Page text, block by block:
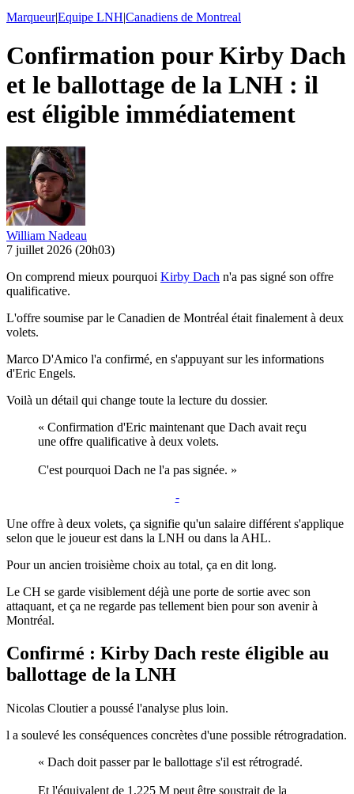
Marqueur|Equipe LNH|Canadiens de Montreal
Confirmation pour Kirby Dach
et le ballottage de la LNH : il
est éligible immédiatement
William Nadeau
7 juillet 2026 (20h03)
On comprend mieux pourquoi Kirby Dach n'a pas signé son offre
qualificative.
L'offre soumise par le Canadien de Montréal était finalement à deux
volets.
Marco D'Amico l'a confirmé, en s'appuyant sur les informations
d'Eric Engels.
Voilà un détail qui change toute la lecture du dossier.
« Confirmation d'Eric maintenant que Dach avait reçu
une offre qualificative à deux volets.
C'est pourquoi Dach ne l'a pas signée. »
-
Une offre à deux volets, ça signifie qu'un salaire différent s'applique
selon que le joueur est dans la LNH ou dans la AHL.
Pour un ancien troisième choix au total, ça en dit long.
Le CH se garde visiblement déjà une porte de sortie avec son
attaquant, et ça ne regarde pas tellement bien pour son avenir à
Montréal.
Confirmé : Kirby Dach reste éligible au
ballottage de la LNH
Nicolas Cloutier a poussé l'analyse plus loin.
l a soulevé les conséquences concrètes d'une possible rétrogradation.
« Dach doit passer par le ballottage s'il est rétrogradé.
Et l'équivalent de 1,225 M peut être soustrait de la